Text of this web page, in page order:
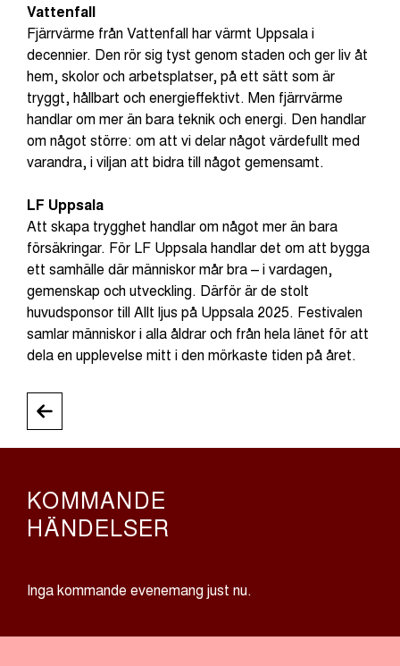
Vattenfall
Fjärrvärme från Vattenfall har värmt Uppsala i
decennier. Den rör sig tyst genom staden och ger liv åt
hem, skolor och arbetsplatser, på ett sätt som är
tryggt, hållbart och energieffektivt. Men fjärrvärme
handlar om mer än bara teknik och energi. Den handlar
om något större: om att vi delar något värdefullt med
varandra, i viljan att bidra till något gemensamt.
LF Uppsala
Att skapa trygghet handlar om något mer än bara
försäkringar. För LF Uppsala handlar det om att bygga
ett samhälle där människor mår bra – i vardagen,
gemenskap och utveckling. Därför är de stolt
huvudsponsor till Allt ljus på Uppsala 2025. Festivalen
samlar människor i alla åldrar och från hela länet för att
dela en upplevelse mitt i den mörkaste tiden på året.
KOMMANDE
HÄNDELSER
Inga kommande evenemang just nu.